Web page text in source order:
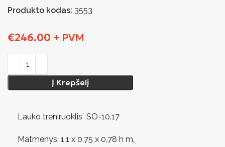
Produkto kodas: 3553
€246.00 + PVM
Į Krepšelį
Lauko treniruoklis SO-10.17
Matmenys: 1,1 х 0,75 х 0,78 h m.